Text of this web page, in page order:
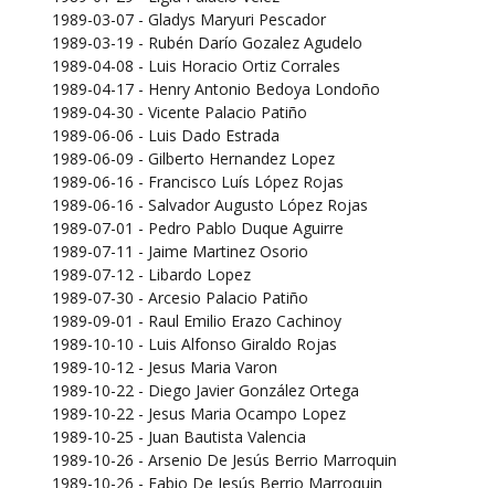
1989-03-07 - Gladys Maryuri Pescador
1989-03-19 - Rubén Darío Gozalez Agudelo
1989-04-08 - Luis Horacio Ortiz Corrales
1989-04-17 - Henry Antonio Bedoya Londoño
1989-04-30 - Vicente Palacio Patiño
1989-06-06 - Luis Dado Estrada
1989-06-09 - Gilberto Hernandez Lopez
1989-06-16 - Francisco Luís López Rojas
1989-06-16 - Salvador Augusto López Rojas
1989-07-01 - Pedro Pablo Duque Aguirre
1989-07-11 - Jaime Martinez Osorio
1989-07-12 - Libardo Lopez
1989-07-30 - Arcesio Palacio Patiño
1989-09-01 - Raul Emilio Erazo Cachinoy
1989-10-10 - Luis Alfonso Giraldo Rojas
1989-10-12 - Jesus Maria Varon
1989-10-22 - Diego Javier González Ortega
1989-10-22 - Jesus Maria Ocampo Lopez
1989-10-25 - Juan Bautista Valencia
1989-10-26 - Arsenio De Jesús Berrio Marroquin
1989-10-26 - Fabio De Jesús Berrio Marroquin